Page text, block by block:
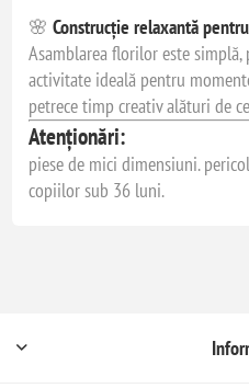
🌸Construcție relaxantă
Asamblarea florilor este
activitate ideală pentru
petrece timp creativ alături de
Atenționări:
piese de mici dimensiuni.
copiilor sub 36 luni.